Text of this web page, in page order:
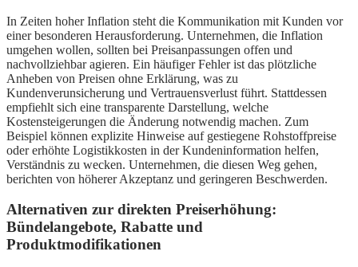
In Zeiten hoher Inflation steht die Kommunikation mit Kunden vor
einer besonderen Herausforderung. Unternehmen, die Inflation
umgehen wollen, sollten bei Preisanpassungen offen und
nachvollziehbar agieren. Ein häufiger Fehler ist das plötzliche
Anheben von Preisen ohne Erklärung, was zu
Kundenverunsicherung und Vertrauensverlust führt. Stattdessen
empfiehlt sich eine transparente Darstellung, welche
Kostensteigerungen die Änderung notwendig machen. Zum
Beispiel können explizite Hinweise auf gestiegene Rohstoffpreise
oder erhöhte Logistikkosten in der Kundeninformation helfen,
Verständnis zu wecken. Unternehmen, die diesen Weg gehen,
berichten von höherer Akzeptanz und geringeren Beschwerden.
Alternativen zur direkten Preiserhöhung:
Bündelangebote, Rabatte und
Produktmodifikationen